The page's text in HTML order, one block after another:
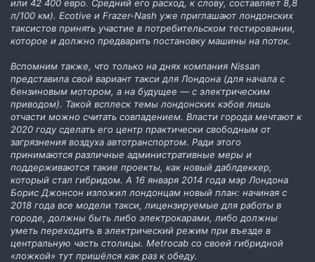
или 42 400 евро. Средний его расход, к слову, составляет 8,8
л/100 км). Ecotive и Frazer-Nash уже приглашают лондонских
таксистов принять участие в потребительском тестировании,
которое и должно предварить постановку машины на поток.
Вспомним также, что только на днях компания Nissan
представила свой вариант такси для Лондона (для начала с
бензиновым мотором, а на будущее — с электрическим
приводом). Такой всплеск темы лондонских кэбов лишь
отчасти можно считать совпадением. Власти города мечтают к
2020 году сделать его центр практически свободным от
загрязнения воздуха автотранспортом. Ради этого
принимаются различные административные меры и
поддерживаются такие проекты, как новый даблдеккер,
который стал гибридом. А 16 января 2014 года мэр Лондона
Борис Джонсон изложил лондонцам новый план: начиная с
2018 года все модели такси, лицензируемые для работы в
городе, должны быть либо электрокарами, либо должны
уметь переходить в электрический режим при въезде в
центральную часть столицы. Metrocab со своей гибридной
«ложкой» тут пришёлся как раз к обеду.